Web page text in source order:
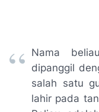
Nama
dipanggil
salah satu
lahir pada